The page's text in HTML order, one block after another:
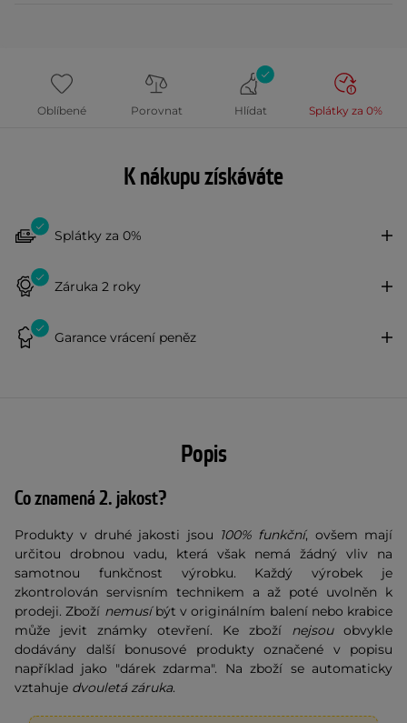
Oblíbené Porovnat Hlídat Splátky za 0%
K nákupu získáváte
Splátky za 0%
Záruka 2 roky
Garance vrácení peněz
Popis
Co znamená 2. jakost?
Produkty v druhé jakosti jsou 100% funkční, ovšem mají
určitou drobnou vadu, která však nemá žádný vliv na
samotnou funkčnost výrobku. Každý výrobek je
zkontrolován servisním technikem a až poté uvolněn k
prodeji. Zboží nemusíbýt v originálním balení nebo krabice
může jevit známky otevření. Ke zboží nejsou obvykle
dodávány další bonusové produkty označené v popisu
například jako "dárek zdarma". Na zboží se automaticky
vztahuje dvouletá záruka.